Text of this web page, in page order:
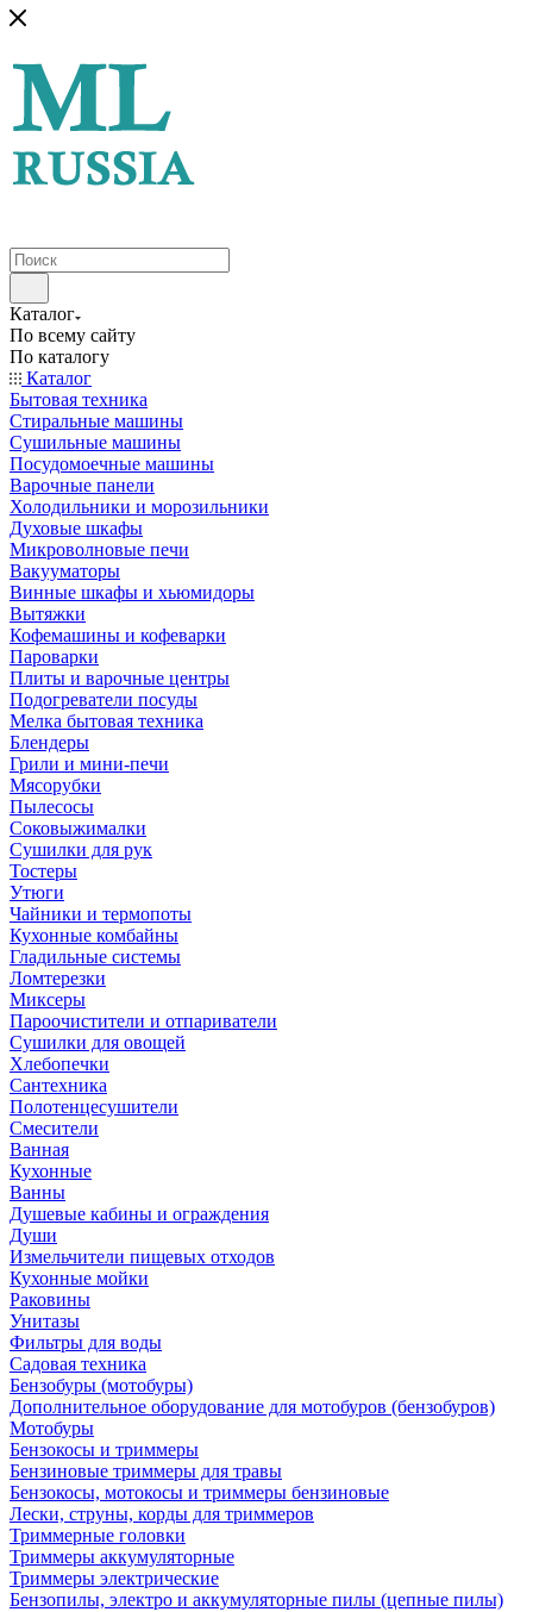
Каталог
По всему сайту
По каталогу
Каталог
Бытовая техника
Стиральные машины
Сушильные машины
Посудомоечные машины
Варочные панели
Холодильники и морозильники
Духовые шкафы
Микроволновые печи
Вакууматоры
Винные шкафы и хьюмидоры
Вытяжки
Кофемашины и кофеварки
Пароварки
Плиты и варочные центры
Подогреватели посуды
Мелка бытовая техника
Блендеры
Грили и мини-печи
Мясорубки
Пылесосы
Соковыжималки
Сушилки для рук
Тостеры
Утюги
Чайники и термопоты
Кухонные комбайны
Гладильные системы
Ломтерезки
Миксеры
Пароочистители и отпариватели
Сушилки для овощей
Хлебопечки
Сантехника
Полотенцесушители
Смесители
Ванная
Кухонные
Ванны
Душевые кабины и ограждения
Души
Измельчители пищевых отходов
Кухонные мойки
Раковины
Унитазы
Фильтры для воды
Садовая техника
Бензобуры (мотобуры)
Дополнительное оборудование для мотобуров (бензобуров)
Мотобуры
Бензокосы и триммеры
Бензиновые триммеры для травы
Бензокосы, мотокосы и триммеры бензиновые
Лески, струны, корды для триммеров
Триммерные головки
Триммеры аккумуляторные
Триммеры электрические
Бензопилы, электро и аккумуляторные пилы (цепные пилы)